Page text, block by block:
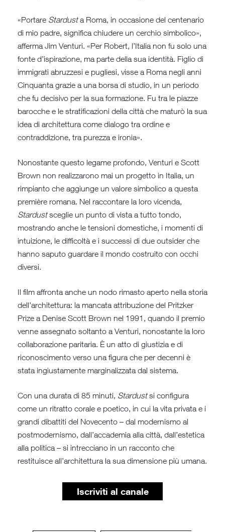
«Portare Stardusta Roma, in occasione del centenario
di mio padre, significa chiudere un cerchio simbolico»,
afferma Jim Venturi. «Per Robert, l’Italia non fu solo una
fonte d’ispirazione, ma parte della sua identità. Figlio di
immigrati abruzzesi e pugliesi, visse a Roma negli anni
Cinquanta grazie a una borsa di studio, in un periodo
che fu decisivo per la sua formazione. Fu tra le piazze
barocche e le stratificazioni della città che maturò la sua
idea di architettura come dialogo tra ordine e
contraddizione, tra purezza e ironia».
Nonostante questo legame profondo, Venturi e Scott
Brown non realizzarono mai un progetto in Italia, un
rimpianto che aggiunge un valore simbolico a questa
première romana. Nel raccontare la loro vicenda,
Stardustsceglie un punto di vista a tutto tondo,
mostrando anche le tensioni domestiche, i momenti di
intuizione, le difficoltà e i successi di due outsider che
hanno saputo guardare il mondo costruito con occhi
diversi.
Il film affronta anche un nodo rimasto aperto nella storia
dell’architettura: la mancata attribuzione del Pritzker
Prize a Denise Scott Brown nel 1991, quando il premio
venne assegnato soltanto a Venturi, nonostante la loro
collaborazione paritaria. È un atto di giustizia e di
riconoscimento verso una figura che per decenni è
stata ingiustamente marginalizzata dal sistema.
Con una durata di 85 minuti, Stardustsi configura
come un ritratto corale e poetico, in cui la vita privata e i
grandi dibattiti del Novecento – dal modernismo al
postmodernismo, dall’accademia alla città, dall’estetica
alla politica – si intrecciano in un racconto che
restituisce all’architettura la sua dimensione più umana.
Iscriviti al canale